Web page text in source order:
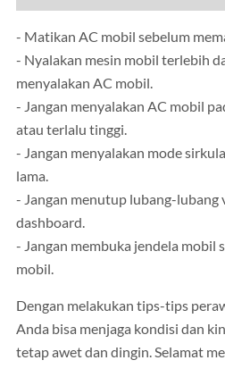
- Matikan AC mobil sebelum
- Nyalakan mesin mobil terlebih
menyalakan AC mobil.
- Jangan menyalakan AC mobil
atau terlalu tinggi.
- Jangan menyalakan mode
lama.
- Jangan menutup lubang-lubang
dashboard.
- Jangan membuka jendela mobil
mobil.
Dengan melakukan tips-tips
Anda bisa menjaga kondisi dan
tetap awet dan dingin. Selamat